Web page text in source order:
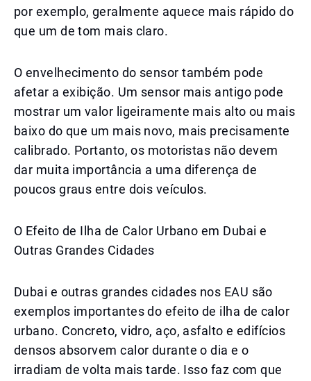
por exemplo, geralmente aquece mais rápido do
que um de tom mais claro.
O envelhecimento do sensor também pode
afetar a exibição. Um sensor mais antigo pode
mostrar um valor ligeiramente mais alto ou mais
baixo do que um mais novo, mais precisamente
calibrado. Portanto, os motoristas não devem
dar muita importância a uma diferença de
poucos graus entre dois veículos.
O Efeito de Ilha de Calor Urbano em Dubai e
Outras Grandes Cidades
Dubai e outras grandes cidades nos EAU são
exemplos importantes do efeito de ilha de calor
urbano. Concreto, vidro, aço, asfalto e edifícios
densos absorvem calor durante o dia e o
irradiam de volta mais tarde. Isso faz com que